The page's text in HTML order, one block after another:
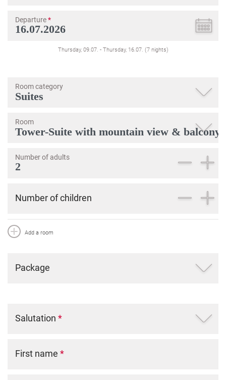
Departure*
Thursday, 09.07. - Thursday, 16.07. (7 nights)
Room category
Room
Number of adults
Number of children
Add a room
Package
Salutation *
First name *